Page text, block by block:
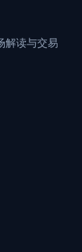
解读与交易